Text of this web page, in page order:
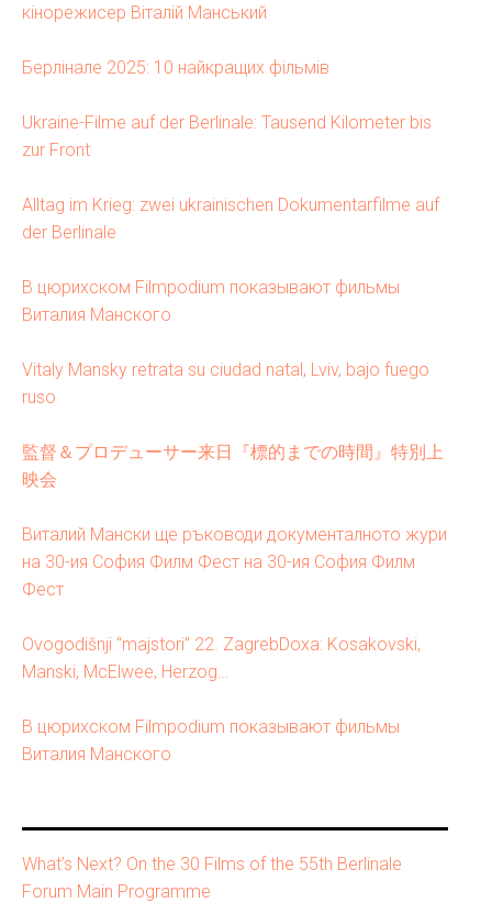
кінорежисер Віталій Манський
Берлінале 2025: 10 найкращих фільмів
Ukraine-Filme auf der Berlinale: Tausend Kilometer bis
zur Front
Alltag im Krieg: zwei ukrainischen Dokumentarfilme auf
der Berlinale
В цюрихском Filmpodium показывают фильмы
Виталия Манского
Vitaly Mansky retrata su ciudad natal, Lviv, bajo fuego
ruso
監督＆プロデューサー来日『標的までの時間』特別上
映会
Виталий Мански ще ръководи документалното жури
на 30-ия София Филм Фест на 30-ия София Филм
Фест
Ovogodišnji “majstori” 22. ZagrebDoxa: Kosakovski,
Manski, McElwee, Herzog…
В цюрихском Filmpodium показывают фильмы
Виталия Манского
What’s Next? On the 30 Films of the 55th Berlinale
Forum Main Programme